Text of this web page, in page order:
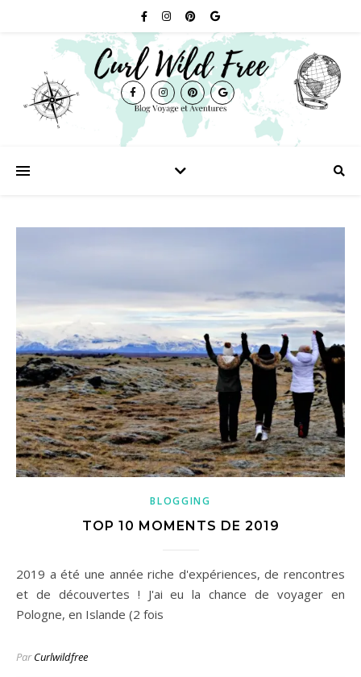
BLOGGING
TOP 10 MOMENTS DE 2019
2019 a été une année riche d'expériences, de rencontres
et de découvertes ! J'ai eu la chance de voyager en
Pologne, en Islande (2 fois
ParCurlwildfree